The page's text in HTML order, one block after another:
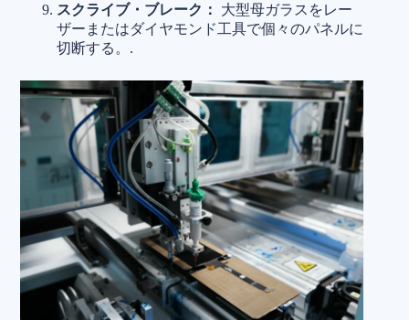
スクライブ・ブレーク：
大型母ガラスをレー
ザーまたはダイヤモンド工具で個々のパネルに
切断する。.